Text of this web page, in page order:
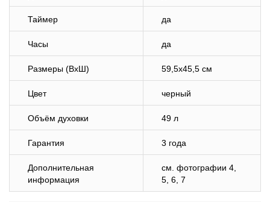
Таймер да
Часы да
Размеры (ВхШ) 59,5х45,5 см
Цвет черный
Объём духовки 49 л
Гарантия 3 года
Дополнительная
информация
cм. фотографии 4,
5, 6, 7